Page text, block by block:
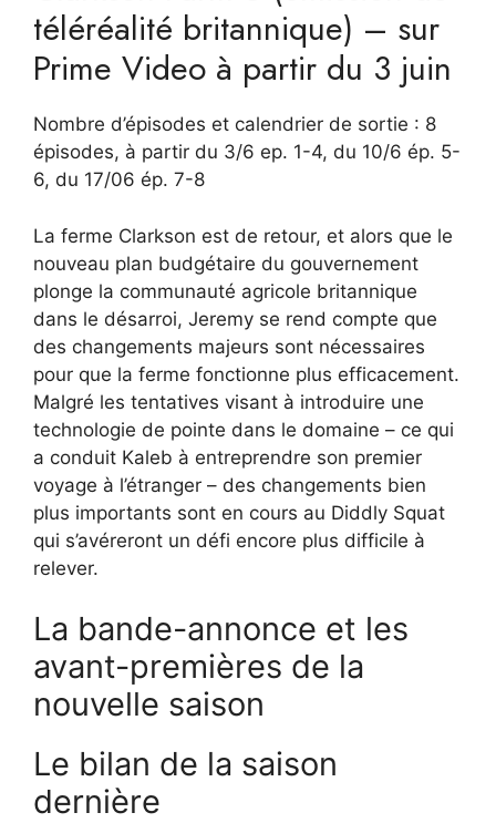
téléréalité britannique) – sur
Prime Video à partir du 3 juin
Nombre d’épisodes et calendrier de sortie : 8
épisodes, à partir du 3/6 ep. 1-4, du 10/6 ép. 5-
6, du 17/06 ép. 7-8
La ferme Clarkson est de retour, et alors que le
nouveau plan budgétaire du gouvernement
plonge la communauté agricole britannique
dans le désarroi, Jeremy se rend compte que
des changements majeurs sont nécessaires
pour que la ferme fonctionne plus efficacement.
Malgré les tentatives visant à introduire une
technologie de pointe dans le domaine – ce qui
a conduit Kaleb à entreprendre son premier
voyage à l’étranger – des changements bien
plus importants sont en cours au Diddly Squat
qui s’avéreront un défi encore plus difficile à
relever.
La bande-annonce et les
avant-premières de la
nouvelle saison
Le bilan de la saison
dernière